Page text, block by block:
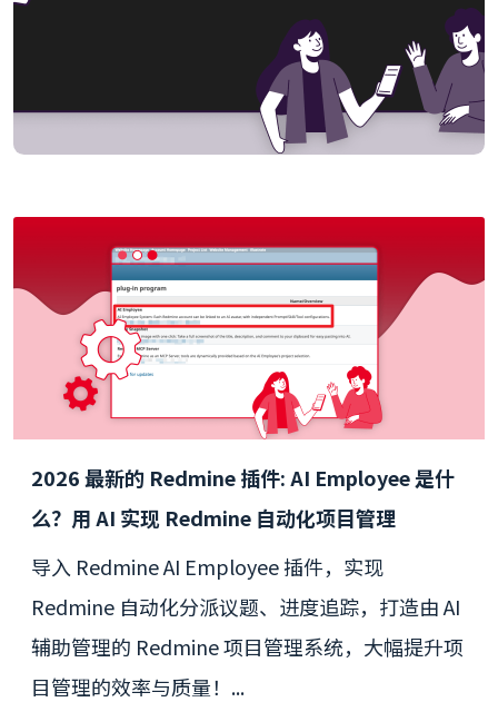
2026 最新的 Redmine 插件: AI Employee 是什
么？用 AI 实现 Redmine 自动化项目管理
导入 Redmine AI Employee 插件，实现
Redmine 自动化分派议题、进度追踪，打造由 AI
辅助管理的 Redmine 项目管理系统，大幅提升项
目管理的效率与质量！...